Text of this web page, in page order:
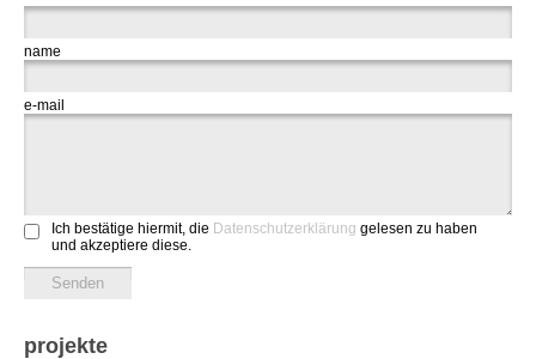
name
e-mail
Ich bestätige hiermit, die Datenschutzerklärung gelesen zu haben
und akzeptiere diese.
projekte